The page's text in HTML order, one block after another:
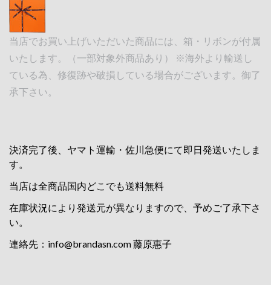
当店でお買い上げいただいた商品には、箱・リボンが付属
いたします。（一部対象外商品あり） ※海外より輸送し
ている為、修復跡や破損している場合がございます。御了
承下さい。
決済完了後、ヤマト運輸・佐川急便にて即日発送いたしま
す。
当店は全商品国内どこでも送料無料
在庫状況により発送元が異なりますので、予めご了承下さ
い。
連絡先： info@brandasn.com藤原惠子